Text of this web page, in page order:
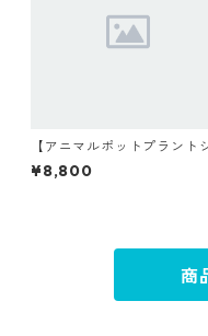
【アニマルポットプラント
リーズ】モンキー×セレウス×
丸サボテン
¥8,800
商